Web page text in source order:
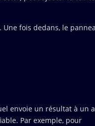
fois dedans, le
envoie un résultat à un
Par exemple, pour